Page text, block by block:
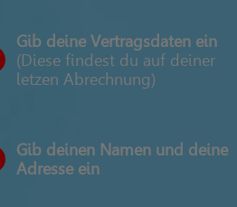
Gib deine Vertragsdaten ein
(Diese findest du auf deiner
letzen Abrechnung)
Gib deinen Namen und deine
Adresse ein